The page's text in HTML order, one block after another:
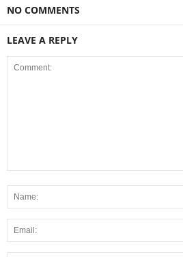
NO COMMENTS
LEAVE A REPLY